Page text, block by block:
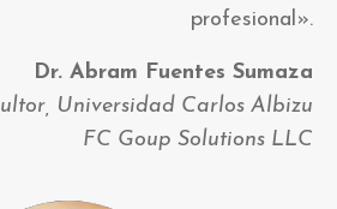
profesional».
Dr. Abram Fuentes Sumaza
Universidad Carlos Albizu
FC Goup Solutions LLC